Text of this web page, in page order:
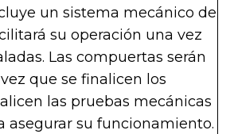
un sistema mecánico de
su operación una vez
Las compuertas serán
que se finalicen los
las pruebas mecánicas
asegurar su funcionamiento.